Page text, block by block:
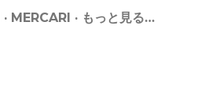
MERCARI もっと見る…